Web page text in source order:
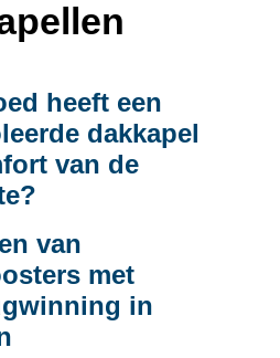
heeft een
dakkapel
van de
van
met
in